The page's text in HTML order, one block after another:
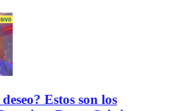
Estos son los